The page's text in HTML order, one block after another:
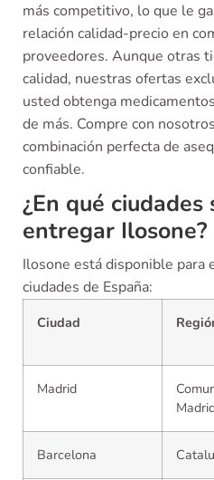
más competitivo, lo que le
relación calidad-precio en
proveedores. Aunque otras
calidad, nuestras ofertas
usted obtenga
de más. Compre con
combinación perfecta de
confiable.
¿En qué ciudades
entregar Ilosone?
Ilosone está disponible para
ciudades de España:
Ciudad
Madrid
Barcelona